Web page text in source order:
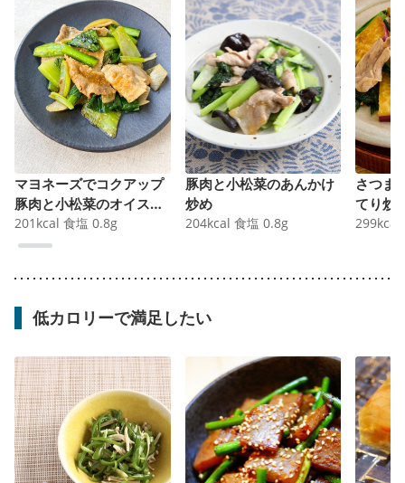
マヨネーズでコクアップ
豚肉と小松菜のオイスタ
ー炒め
201 kcal 食塩 0.8g
豚肉と小松菜のあんかけ
炒め
204kcal 食塩 0.8g
さつま
てり炒
299kcal
低カロリーで満足したい